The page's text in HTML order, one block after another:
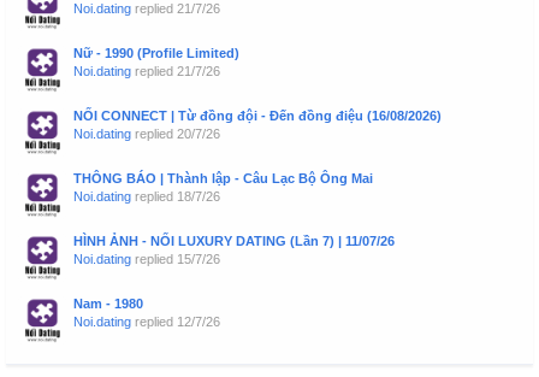
Noi.dating replied 21/7/26
Nữ - 1990 (Profile Limited)
Noi.dating replied 21/7/26
NỐI CONNECT | Từ đồng đội - Đến đồng điệu (16/08/2026)
Noi.dating replied 20/7/26
THÔNG BÁO | Thành lập - Câu Lạc Bộ Ông Mai
Noi.dating replied 18/7/26
HÌNH ẢNH - NỐI LUXURY DATING (Lần 7) | 11/07/26
Noi.dating replied 15/7/26
Nam - 1980
Noi.dating replied 12/7/26